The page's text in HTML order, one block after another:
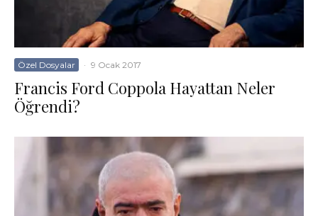
Özel Dosyalar · 9 Ocak 2017
Francis Ford Coppola Hayattan Neler
Öğrendi?